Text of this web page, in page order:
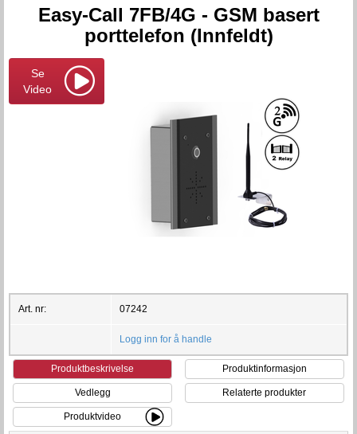
Easy-Call 7FB/4G - GSM basert
porttelefon (Innfeldt)
Se
Video
Art. nr: 07242
Logg inn for å handle
Produktbeskrivelse Produktinformasjon
Vedlegg Relaterte produkter
Produktvideo